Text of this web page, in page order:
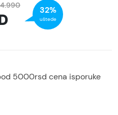
4.990 32%
uštede
5000rsd cena isporuke